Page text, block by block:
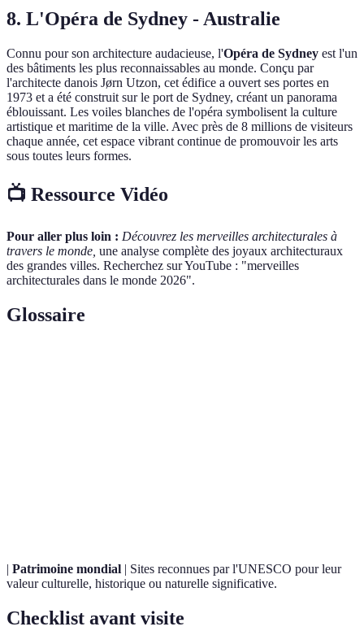
8. L'Opéra de Sydney - Australie
Connu pour son architecture audacieuse, l'Opéra de Sydney est l'un
des bâtiments les plus reconnaissables au monde. Conçu par
l'architecte danois Jørn Utzon, cet édifice a ouvert ses portes en
1973 et a été construit sur le port de Sydney, créant un panorama
éblouissant. Les voiles blanches de l'opéra symbolisent la culture
artistique et maritime de la ville. Avec près de 8 millions de visiteurs
chaque année, cet espace vibrant continue de promouvoir les arts
sous toutes leurs formes.
📺 Ressource Vidéo
Pour aller plus loin : Découvrez les merveilles architecturales à
travers le monde, une analyse complète des joyaux architecturaux
des grandes villes. Recherchez sur YouTube : "merveilles
architecturales dans le monde 2026".
Glossaire
| Patrimoine mondial | Sites reconnues par l'UNESCO pour leur
valeur culturelle, historique ou naturelle significative.
Checklist avant visite